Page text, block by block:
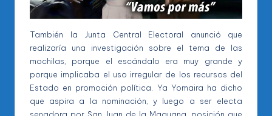
También la Junta Central Electoral anunció que
realizaría una investigación sobre el tema de las
mochilas, porque el escándalo era muy grande y
porque implicaba el uso irregular de los recursos del
Estado en promoción política. Ya Yomaira ha dicho
que aspira a la nominación, y luego a ser electa